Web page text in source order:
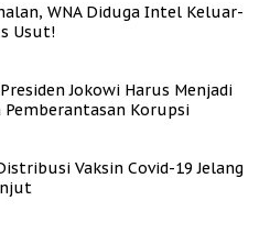
WNA Diduga Intel Keluar-
Usut!
Jokowi Harus Menjadi
Korupsi
Vaksin Covid-19 Jelang